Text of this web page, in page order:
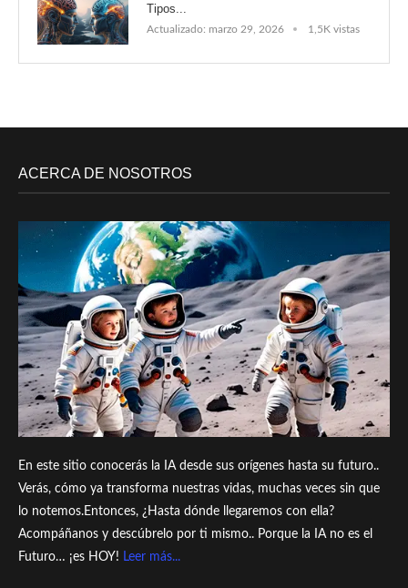
Tipos...
Actualizado: marzo 29, 2026 1,5K vistas
ACERCA DE NOSOTROS
En este sitio conocerás la IA desde sus orígenes hasta su futuro..
Verás, cómo ya transforma nuestras vidas, muchas veces sin que
lo notemos.Entonces, ¿Hasta dónde llegaremos con ella?
Acompáñanos y descúbrelo por ti mismo.. Porque la IA no es el
Futuro… ¡es HOY! Leer más...